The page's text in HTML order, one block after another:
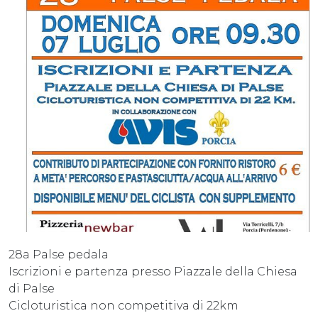
28a Palse pedala
Iscrizioni e partenza presso Piazzale della Chiesa
di Palse
Cicloturistica non competitiva di 22km